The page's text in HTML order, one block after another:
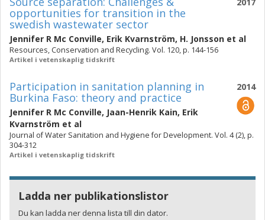
opportunities for transition in the
swedish wastewater sector
Jennifer R Mc Conville, Erik Kvarnström, H. Jonsson et al
Resources, Conservation and Recycling. Vol. 120, p. 144-156
Artikel i vetenskaplig tidskrift
2014
Participation in sanitation planning in
Burkina Faso: theory and practice
Jennifer R Mc Conville, Jaan-Henrik Kain, Erik
Kvarnström et al
Journal of Water Sanitation and Hygiene for Development. Vol. 4 (2), p.
304-312
Artikel i vetenskaplig tidskrift
Ladda ner publikationslistor
Du kan ladda ner denna lista till din dator.